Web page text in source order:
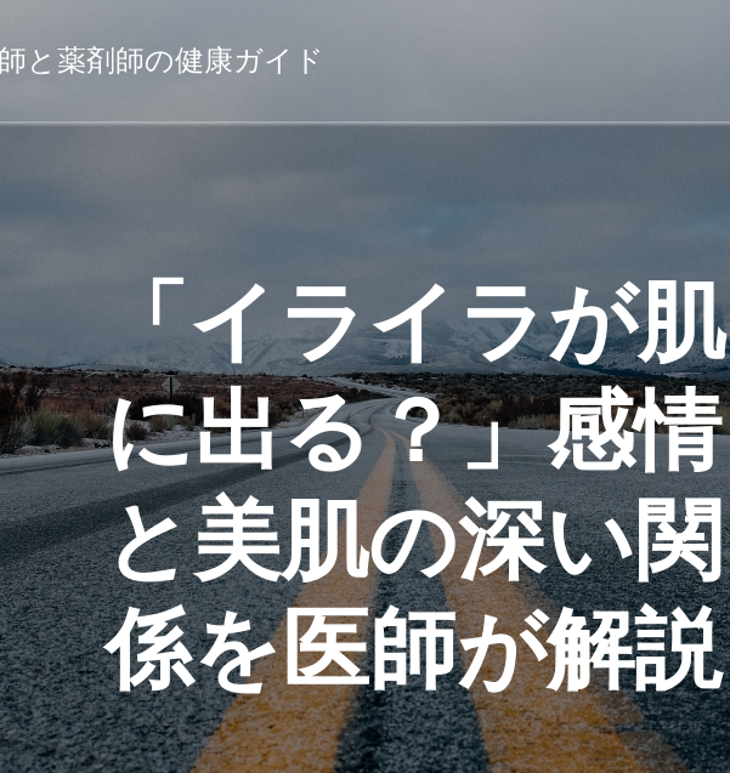
薬剤師の健康ガイド
「イライラが肌
に出る？」感情
と美肌の深い関
係を医師が解説